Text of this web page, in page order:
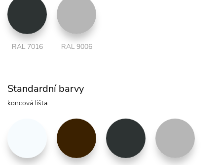
RAL 7016 RAL 9006
Standardní barvy
koncová lišta